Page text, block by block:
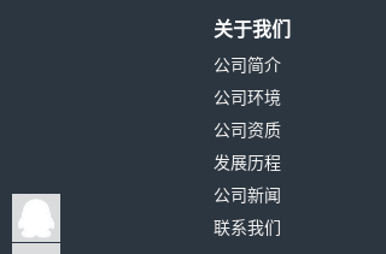
关于我们
公司简介
公司环境
公司资质
发展历程
公司新闻
联系我们